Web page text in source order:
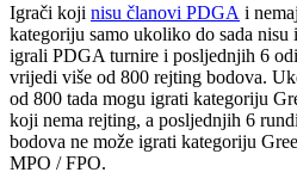
Igrači koji nisu članovi PDGA i
kategoriju samo ukoliko do sada
igrali PDGA turnire i posljednjih 6
vrijedi više od 800 rejting bodova.
od 800 tada mogu igrati kategoriju
koji nema rejting, a posljednjih 6
bodova ne može igrati kategoriju
MPO / FPO.